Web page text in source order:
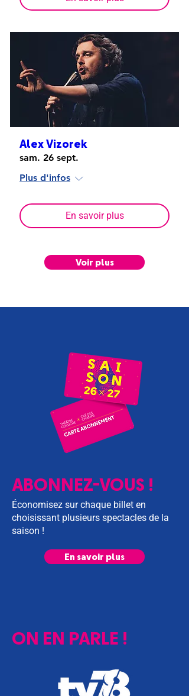
Alex Vizorek
sam. 26 sept.
Plus d'infos
En savoir plus
Voir plus
ABONNEZ-VOUS !
Économisez sur chaque billet en
choisissant plusieurs spectacles de la
saison !
En savoir plus
ON EN PARLE !